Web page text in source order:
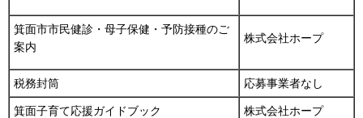
箕面市市民健診・母子保健・予防接種のご
案内
株式会社ホープ
税務封筒 応募事業者なし
箕面子育て応援ガイドブック 株式会社ホープ